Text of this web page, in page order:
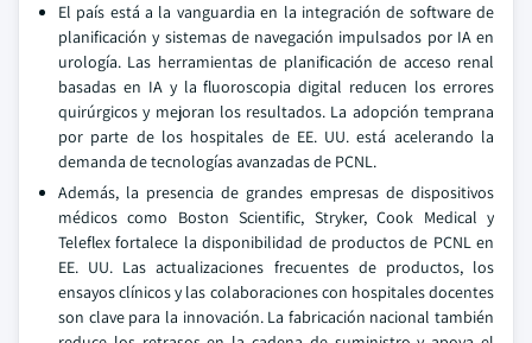
El país está a la vanguardia en la integración de software de
planificación y sistemas de navegación impulsados por IA en
urología. Las herramientas de planificación de acceso renal
basadas en IA y la fluoroscopia digital reducen los errores
quirúrgicos y mejoran los resultados. La adopción temprana
por parte de los hospitales de EE. UU. está acelerando la
demanda de tecnologías avanzadas de PCNL.
Además, la presencia de grandes empresas de dispositivos
médicos como Boston Scientific, Stryker, Cook Medical y
Teleflex fortalece la disponibilidad de productos de PCNL en
EE. UU. Las actualizaciones frecuentes de productos, los
ensayos clínicos y las colaboraciones con hospitales docentes
son clave para la innovación. La fabricación nacional también